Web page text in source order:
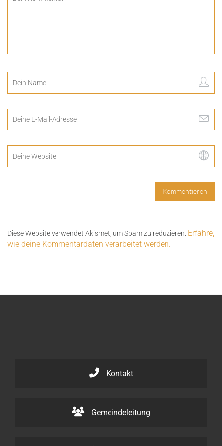
Diese Website verwendet Akismet, um Spam zu reduzieren. Erfahre,
wie deine Kommentardaten verarbeitet werden.
Kontakt
Gemeindeleitung